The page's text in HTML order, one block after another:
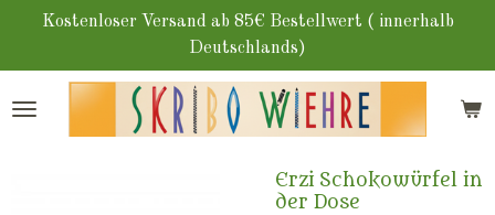
Zum
springen
Kostenloser Versand ab 85€ Bestellwert ( innerhalb
Deutschlands)
Erzi Schokowürfel in
der Dose